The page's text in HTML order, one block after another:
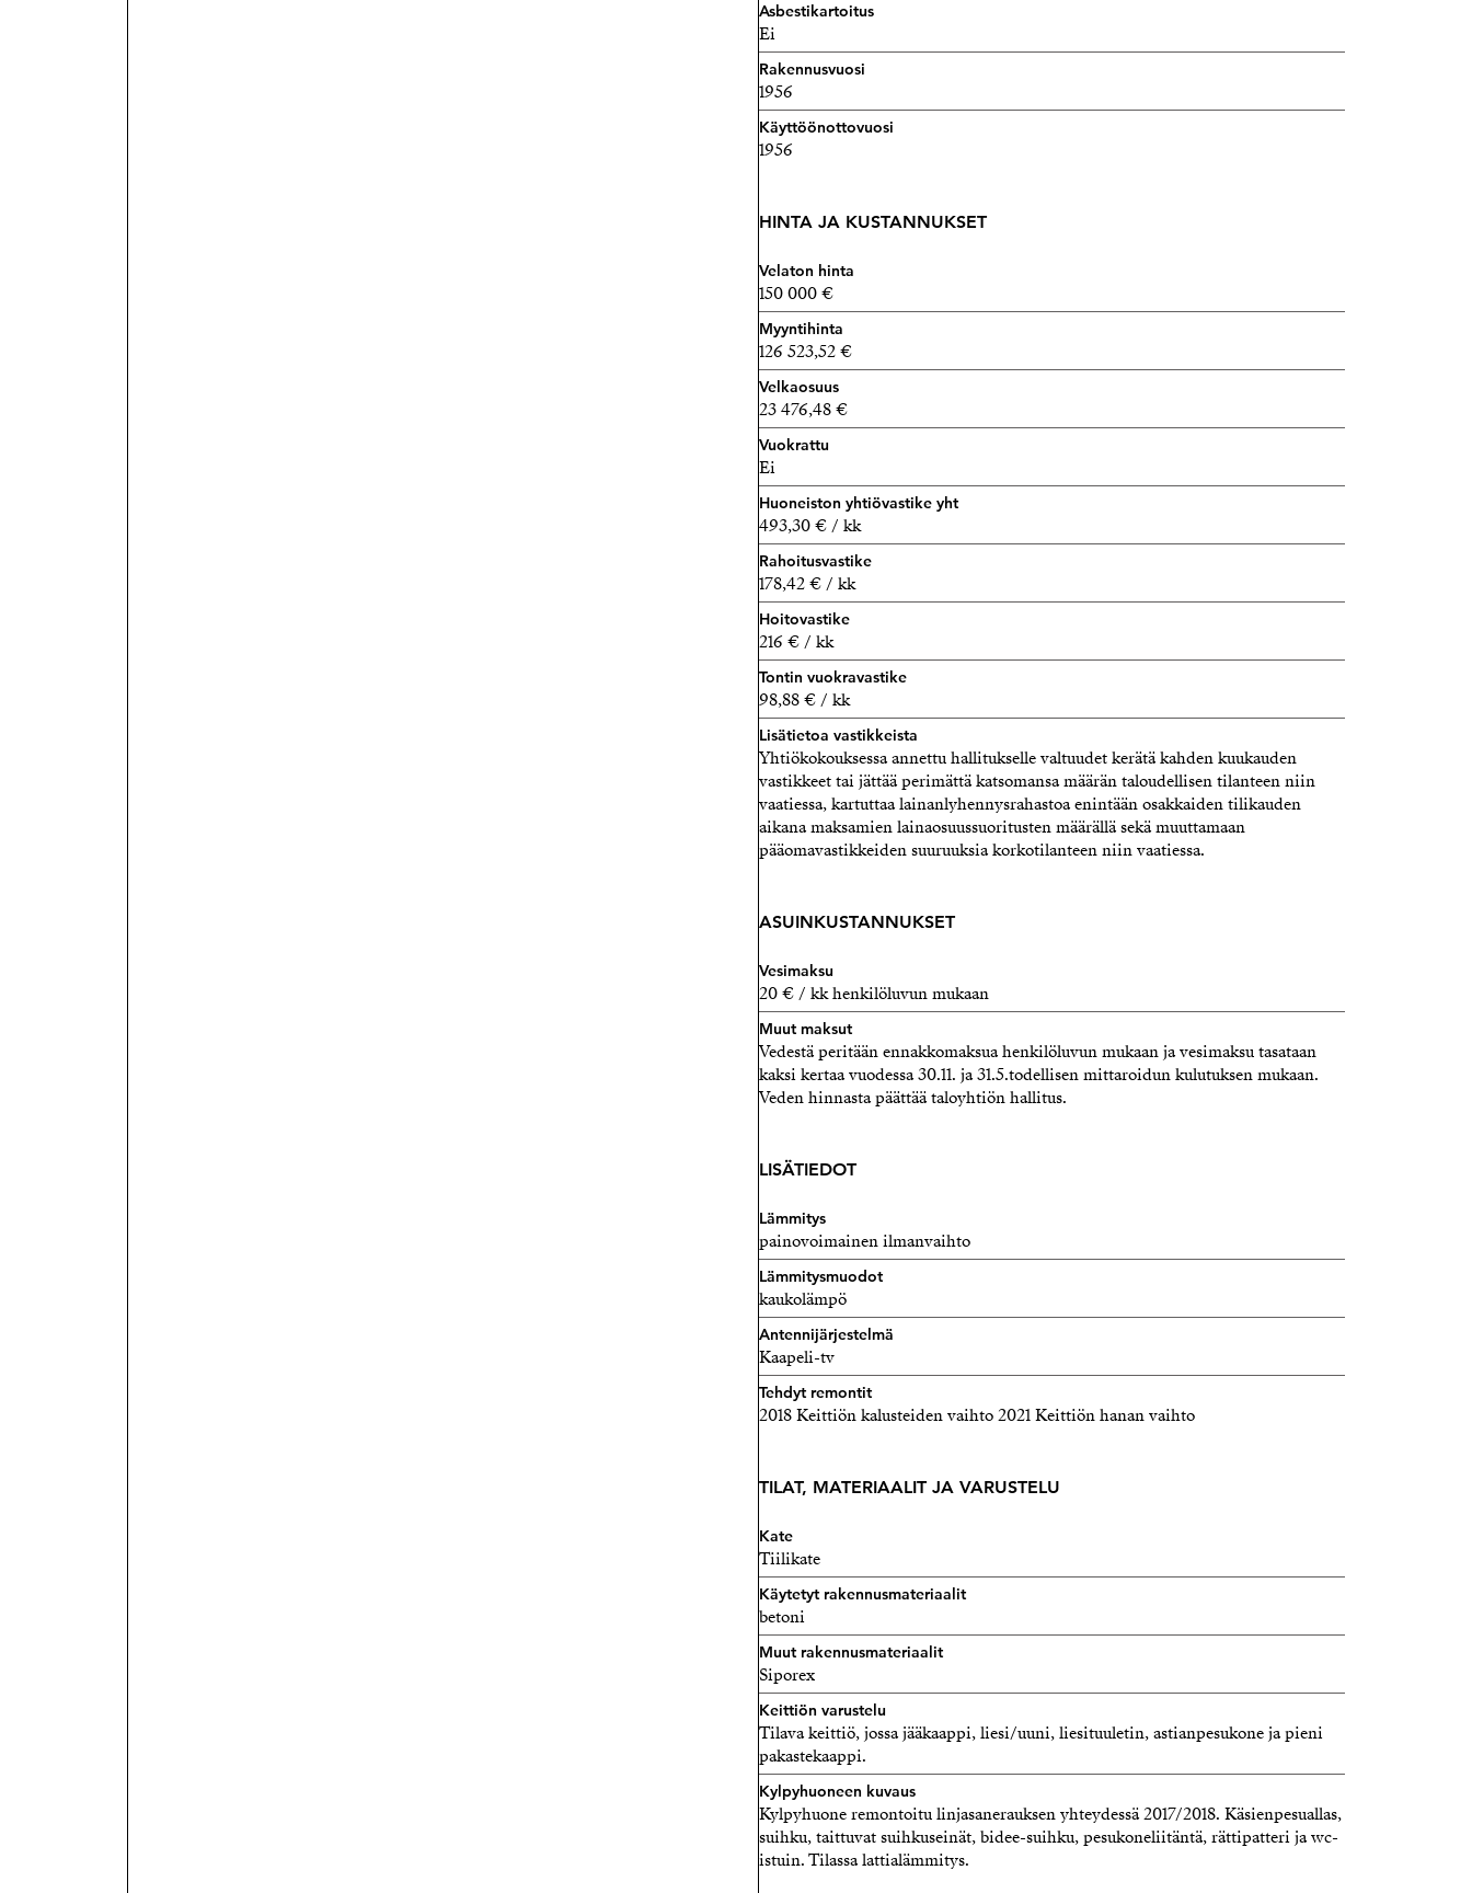
Asbestikartoitus
Ei
Rakennusvuosi
1956
Käyttöönottovuosi
1956
HINTA JA KUSTANNUKSET
Velaton hinta
150 000 €
Myyntihinta
126 523,52 €
Velkaosuus
23 476,48 €
Vuokrattu
Ei
Huoneiston yhtiövastike yht
493,30 € / kk
Rahoitusvastike
178,42 € / kk
Hoitovastike
216 € / kk
Tontin vuokravastike
98,88 € / kk
Lisätietoa vastikkeista
Yhtiökokouksessa annettu hallitukselle valtuudet kerätä kahden kuukauden
vastikkeet tai jättää perimättä katsomansa määrän taloudellisen tilanteen niin
vaatiessa, kartuttaa lainanlyhennysrahastoa enintään osakkaiden tilikauden
aikana maksamien lainaosuussuoritusten määrällä sekä muuttamaan
pääomavastikkeiden suuruuksia korkotilanteen niin vaatiessa.
ASUINKUSTANNUKSET
Vesimaksu
20 € / kk henkilöluvun mukaan
Muut maksut
Vedestä peritään ennakkomaksua henkilöluvun mukaan ja vesimaksu tasataan
kaksi kertaa vuodessa 30.11. ja 31.5.todellisen mittaroidun kulutuksen mukaan.
Veden hinnasta päättää taloyhtiön hallitus.
LISÄTIEDOT
Lämmitys
painovoimainen ilmanvaihto
Lämmitysmuodot
kaukolämpö
Antennijärjestelmä
Kaapeli-tv
Tehdyt remontit
2018 Keittiön kalusteiden vaihto 2021 Keittiön hanan vaihto
TILAT, MATERIAALIT JA VARUSTELU
Kate
Tiilikate
Käytetyt rakennusmateriaalit
betoni
Muut rakennusmateriaalit
Siporex
Keittiön varustelu
Tilava keittiö, jossa jääkaappi, liesi/uuni, liesituuletin, astianpesukone ja pieni
pakastekaappi.
Kylpyhuoneen kuvaus
Kylpyhuone remontoitu linjasanerauksen yhteydessä 2017/2018. Käsienpesuallas,
suihku, taittuvat suihkuseinät, bidee-suihku, pesukoneliitäntä, rättipatteri ja wc-
istuin. Tilassa lattialämmitys.